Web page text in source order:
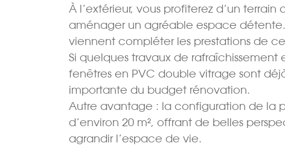
À l’extérieur, vous profiterez d’un terrain
aménager un agréable espace
viennent compléter les prestations de
Si quelques travaux de
fenêtres en PVC double vitrage sont
importante du budget rénovation.
Autre avantage : la configuration de la
d’environ 20 m², offrant de belles
agrandir l’espace de vie.